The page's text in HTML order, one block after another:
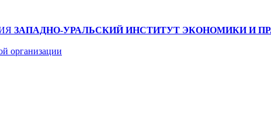
ЗАПАДНО-УРАЛЬСКИЙ ИНСТИТУТ ЭКОНОМИКИ И
организации